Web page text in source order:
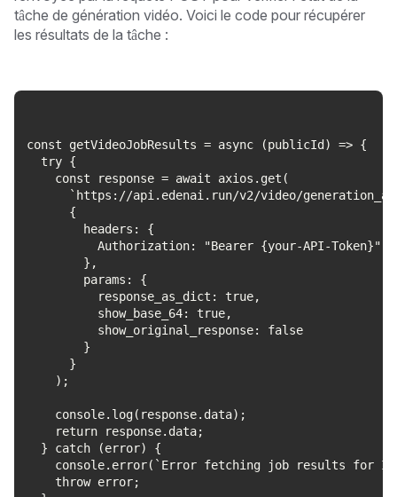
tâche de génération vidéo. Voici le code pour récupérer
les résultats de la tâche :
const getVideoJobResults = async (publicId) => {
  try {
    const response = await axios.get(
`https://api.edenai.run/v2/video/
      {
        headers: {
          Authorization: "Bearer {your-API-Token}"
        },
        params: {
          response_as_dict: true,
          show_base_64: true,
          show_original_response: false
        }
      }
    );
    console.log(response.data);
    return response.data;
  } catch (error) {
console.error(`Error fetching job results for
    throw error;